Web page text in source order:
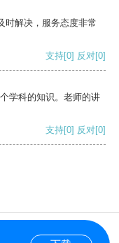
时解决，服务态度非常
支持[0] 反对[0]
学科的知识。老师的讲
支持[0] 反对[0]